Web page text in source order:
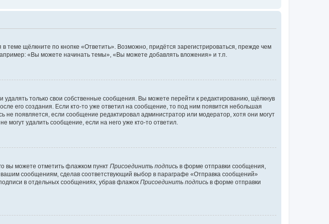
щёлкните по кнопке «Ответить». Возможно, придётся зарегистрироваться, прежде чем
«Вы можете начинать темы», «Вы можете добавлять вложения» и т.п.
только свои собственные сообщения. Вы можете перейти к редактированию, щёлкнув
его создания. Если кто-то уже ответил на сообщение, то под ним появится небольшая
не появляется, если сообщение редактировал администратор или модератор, хотя они могут
удалить сообщение, если на него уже кто-то ответил.
вы можете отметить флажком пункт Присоединить подпись в форме отправки сообщения,
сообщениям, сделав соответствующий выбор в параграфе «Отправка сообщений»
в отдельных сообщениях, убрав флажок Присоединить подпись в форме отправки